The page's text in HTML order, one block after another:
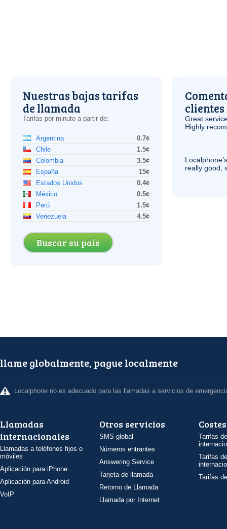
Nuestras bajas tarifas
de llamada
Tarifas por minuto a partir de:
Argentina
0.7¢
Chile
1.5¢
Colombia
3.5¢
España
15¢
Estados Unidos
0.4¢
México
0.5¢
Perú
1.5¢
Venezuela
4.5¢
Buscar su país
clientes
Great
Highly
really good,
llame globalmente, pague localmente
Localphone no es adecuado para las llamadas a servicios de
Llamadas
internacionales
Llamadas a teléfonos fijos o
móviles
Aplicación para iPhone
Aplicación para Android
VoIP
Otros servicios
SMS global
Números entrantes
Answering Service
Tarjeta de llamada
Retorno de Llamada
Llamada por Internet
Costes
Tarifas
Tarifas
Tarifas